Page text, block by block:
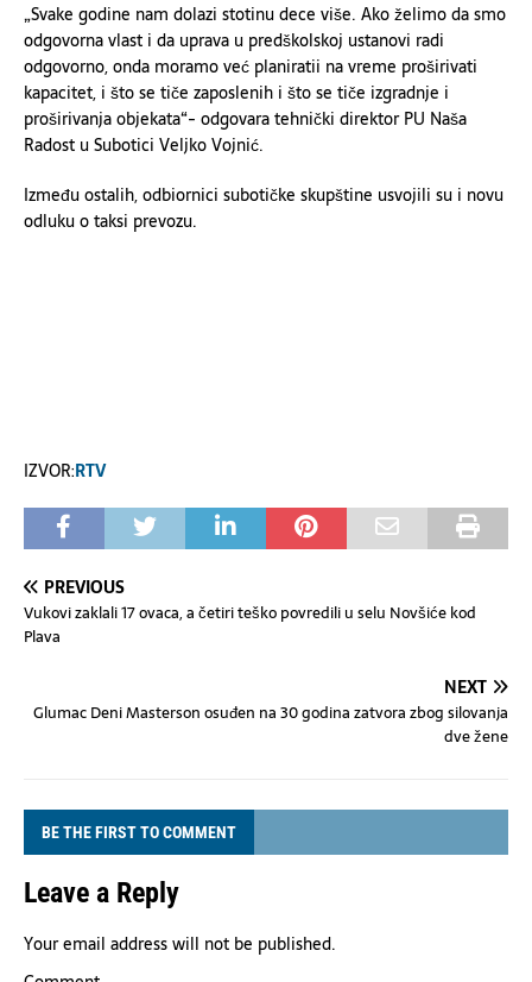
„Svake godine nam dolazi stotinu dece više. Ako želimo da smo
odgovorna vlast i da uprava u predškolskoj ustanovi radi
odgovorno, onda moramo već planiratii na vreme proširivati
kapacitet, i što se tiče zaposlenih i što se tiče izgradnje i
proširivanja objekata“- odgovara tehnički direktor PU Naša
Radost u Subotici Veljko Vojnić.
Između ostalih, odbiornici subotičke skupštine usvojili su i novu
odluku o taksi prevozu.
IZVOR:RTV
PREVIOUS
Vukovi zaklali 17 ovaca, a četiri teško povredili u selu Novšiće kod
Plava
NEXT
Glumac Deni Masterson osuđen na 30 godina zatvora zbog silovanja
dve žene
BE THE FIRST TO COMMENT
Leave a Reply
Your email address will not be published.